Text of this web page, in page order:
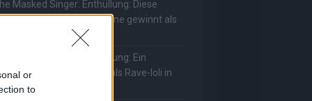
or
to
Masked Singer: Enthüllung: Diese
und Comedienne gewinnt als
Masked Singer: Enthüllung: Ein
Sänger hat sich als Rave-Ioli in
Herzen gesungen